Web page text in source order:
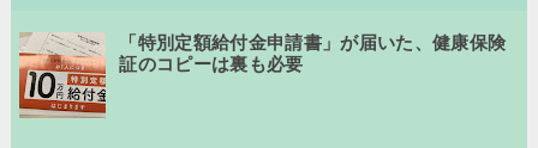
「特別定額給付金申請書」が届いた、健康保険
証のコピーは裏も必要